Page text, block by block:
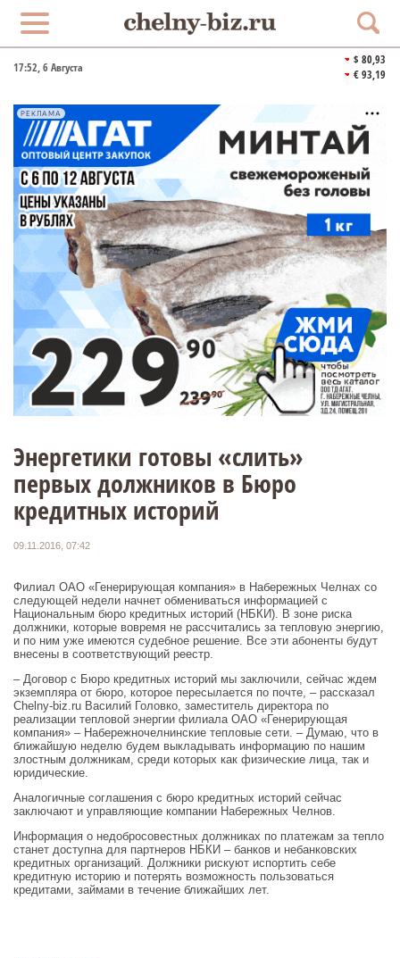
17:52, 6 Августа
$ 80,93
€ 93,19
РЕКЛАМА
Энергетики готовы «слить»
первых должников в Бюро
кредитных историй
09.11.2016, 07:42
Филиал ОАО «Генерирующая компания» в Набережных Челнах со
следующей недели начнет обмениваться информацией с
Национальным бюро кредитных историй (НБКИ). В зоне риска
должники, которые вовремя не рассчитались за тепловую энергию,
и по ним уже имеются судебное решение. Все эти абоненты будут
внесены в соответствующий реестр.
– Договор с Бюро кредитных историй мы заключили, сейчас ждем
экземпляра от бюро, которое пересылается по почте, – рассказал
Chelny-biz.ru Василий Головко, заместитель директора по
реализации тепловой энергии филиала ОАО «Генерирующая
компания» – Набережночелнинские тепловые сети. – Думаю, что в
ближайшую неделю будем выкладывать информацию по нашим
злостным должникам, среди которых как физические лица, так и
юридические.
Аналогичные соглашения с бюро кредитных историй сейчас
заключают и управляющие компании Набережных Челнов.
Информация о недобросовестных должниках по платежам за тепло
станет доступна для партнеров НБКИ – банков и небанковских
кредитных организаций. Должники рискуют испортить себе
кредитную историю и потерять возможность пользоваться
кредитами, займами в течение ближайших лет.